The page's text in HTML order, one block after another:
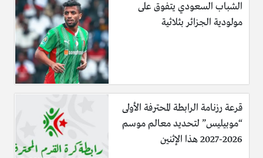
الشباب السعودي يتفوق على
مولودية الجزائر بثلاثية
قرعة رزنامة الرابطة المحترفة الأولى
“موبيليس” لتحديد معالم موسم
2026-2027 هذا الإثنين